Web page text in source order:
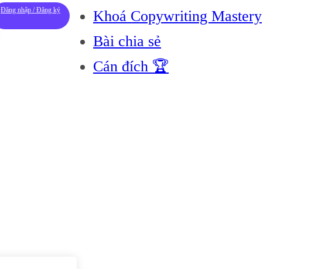
Đăng nhập / Đăng ký
Khoá Copywriting Mastery
Bài chia sẻ
Cán đích 🏆